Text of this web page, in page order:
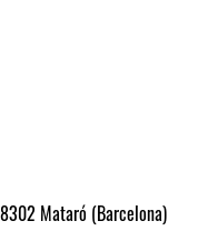
Mataró (Barcelona)